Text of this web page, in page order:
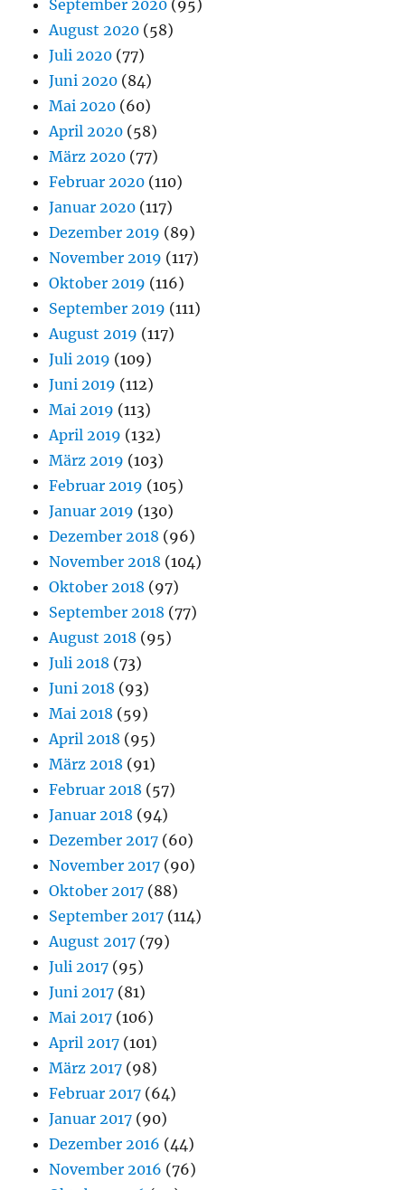
September 2020 (95)
August 2020 (58)
Juli 2020 (77)
Juni 2020 (84)
Mai 2020 (60)
April 2020 (58)
März 2020 (77)
Februar 2020 (110)
Januar 2020 (117)
Dezember 2019 (89)
November 2019 (117)
Oktober 2019 (116)
September 2019 (111)
August 2019 (117)
Juli 2019 (109)
Juni 2019 (112)
Mai 2019 (113)
April 2019 (132)
März 2019 (103)
Februar 2019 (105)
Januar 2019 (130)
Dezember 2018 (96)
November 2018 (104)
Oktober 2018 (97)
September 2018 (77)
August 2018 (95)
Juli 2018 (73)
Juni 2018 (93)
Mai 2018 (59)
April 2018 (95)
März 2018 (91)
Februar 2018 (57)
Januar 2018 (94)
Dezember 2017 (60)
November 2017 (90)
Oktober 2017 (88)
September 2017 (114)
August 2017 (79)
Juli 2017 (95)
Juni 2017 (81)
Mai 2017 (106)
April 2017 (101)
März 2017 (98)
Februar 2017 (64)
Januar 2017 (90)
Dezember 2016 (44)
November 2016 (76)